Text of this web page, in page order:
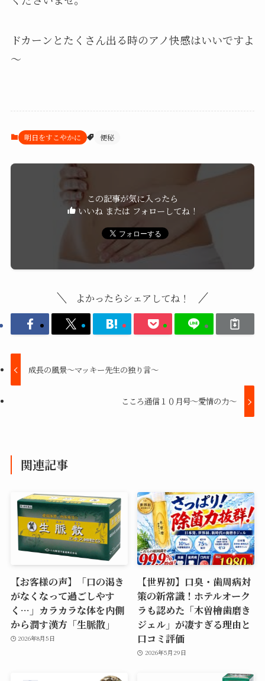
ドカーンとたくさん出る時のアノ快感はいいですよ
～
明日をすこやかに 便秘
この記事が気に入ったら
いいね または フォローしてね！
よかったらシェアしてね！
成長の風景～マッキー先生の独り言～
こころ通信１０月号～愛情の力～
関連記事
【お客様の声】「口の渇き
がなくなって過ごしやす
く…」カラカラな体を内側
から潤す漢方「生脈散」
2026年8月5日
【世界初】口臭・歯周病対
策の新常識！ホテルオーク
ラも認めた「木曽檜歯磨き
ジェル」が凄すぎる理由と
口コミ評価
2026年5月29日